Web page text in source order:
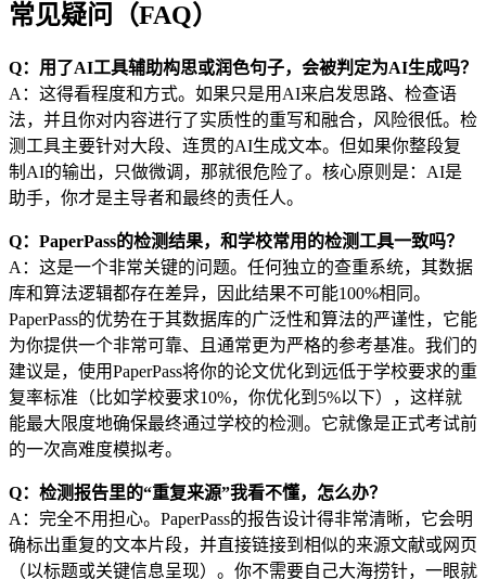
常见疑问（FAQ）
Q：用了AI工具辅助构思或润色句子，会被判定为AI生成吗？
A：这得看程度和方式。如果只是用AI来启发思路、检查语
法，并且你对内容进行了实质性的重写和融合，风险很低。检
测工具主要针对大段、连贯的AI生成文本。但如果你整段复
制AI的输出，只做微调，那就很危险了。核心原则是：AI是
助手，你才是主导者和最终的责任人。
Q：PaperPass的检测结果，和学校常用的检测工具一致吗？
A：这是一个非常关键的问题。任何独立的查重系统，其数据
库和算法逻辑都存在差异，因此结果不可能100%相同。
PaperPass的优势在于其数据库的广泛性和算法的严谨性，它能
为你提供一个非常可靠、且通常更为严格的参考基准。我们的
建议是，使用PaperPass将你的论文优化到远低于学校要求的重
复率标准（比如学校要求10%，你优化到5%以下），这样就
能最大限度地确保最终通过学校的检测。它就像是正式考试前
的一次高难度模拟考。
Q：检测报告里的“重复来源”我看不懂，怎么办？
A：完全不用担心。PaperPass的报告设计得非常清晰，它会明
确标出重复的文本片段，并直接链接到相似的来源文献或网页
（以标题或关键信息呈现）。你不需要自己大海捞针，一眼就